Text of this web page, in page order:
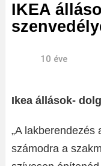
IKEA
10 éve
Ikea állások-
„A lakberendezés
számodra a